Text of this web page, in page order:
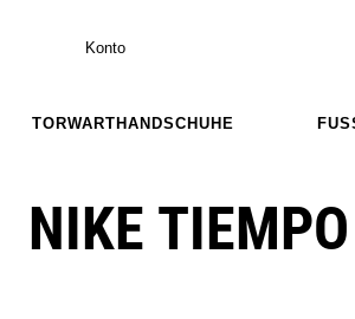
Konto
TORWARTHANDSCHUHE
NIKE